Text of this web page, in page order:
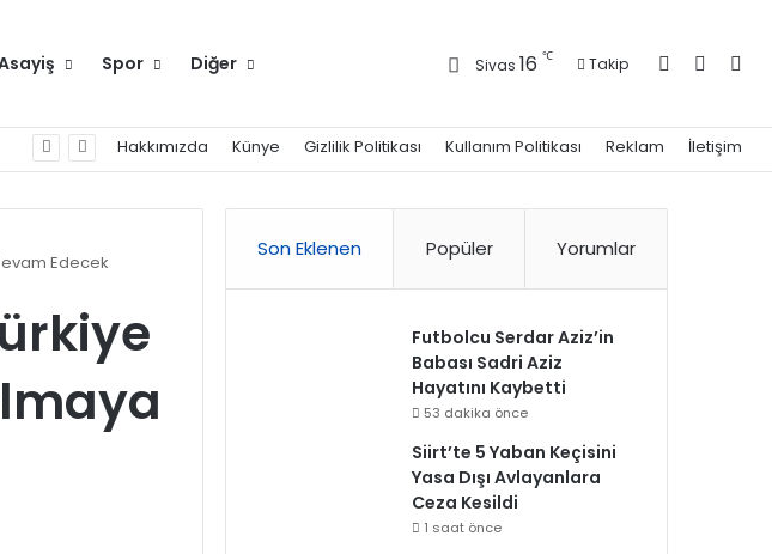
Spor Diğer Sivas 16 ℃ Takip Kayıt Ol
Hakkımızda Künye Gizlilik Politikası Kullanım Politikası Reklam İletişim
Edecek
Son Eklenen Popüler Yorumlar
Futbolcu Serdar Aziz’in
Babası Sadri Aziz
Hayatını Kaybetti
53 dakika önce
Siirt’te 5 Yaban Keçisini
Yasa Dışı Avlayanlara
Ceza Kesildi
1 saat önce